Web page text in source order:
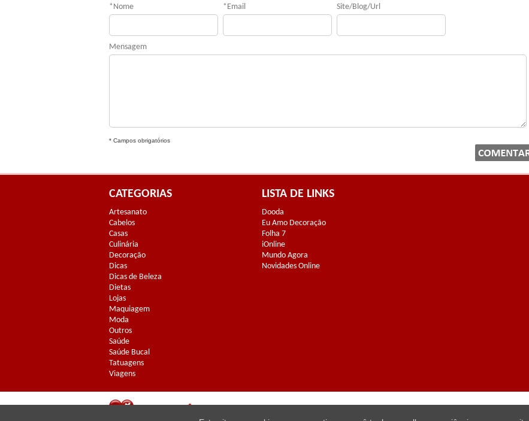
* Nome * Email Site/Blog/Url
Mensagem
* Campos obrigatórios
CATEGORIAS
Artesanato
Cabelos
Casas
Culinária
Decoração
Dicas
Dicas de Beleza
Dietas
Lojas
Maquiagem
Moda
Outros
Saúde
Saúde Bucal
Tatuagens
Viagens
LISTA DE LINKS
Dooda
Eu Amo Decoração
Folha 7
iOnline
Mundo Agora
Novidades Online